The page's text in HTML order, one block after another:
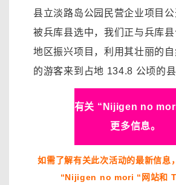
县立淡路岛公园民营企业项目
被兵库县选中，我们正与兵库
地区振兴项目，利用其壮丽的
的游客来到占地 134.8 公顷的县
有关 “Nijigen no
更多信息。
如需了解有关此次活动的最新信息
“Nijigen no mori “网站和